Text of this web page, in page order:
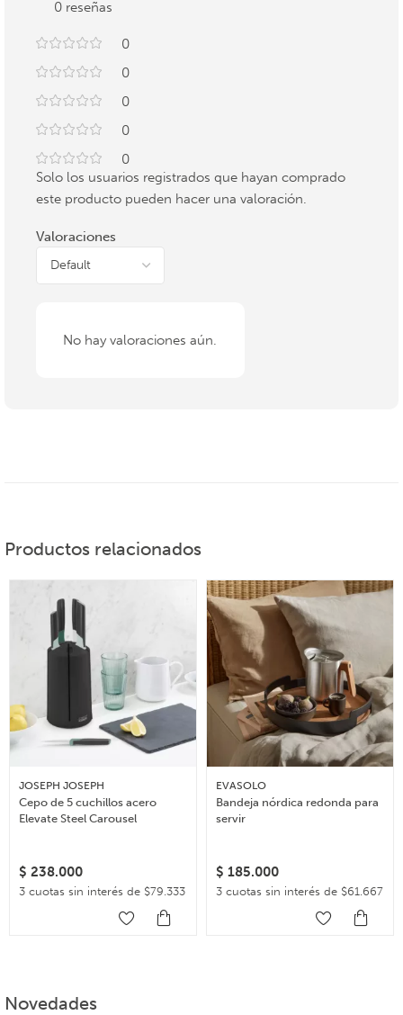
0 reseñas
0
0
0
0
0
Valoraciones
No hay valoraciones aún.
Solo los usuarios registrados que hayan comprado
este producto pueden hacer una valoración.
Productos relacionados
JOSEPH JOSEPH
Cepo de 5 cuchillos acero
Elevate Steel Carousel
$ 238.000
3 cuotas sin interés de $79.333
EVASOLO
Bandeja nórdica redonda para
servir
$ 185.000
3 cuotas sin interés de $61.667
Novedades